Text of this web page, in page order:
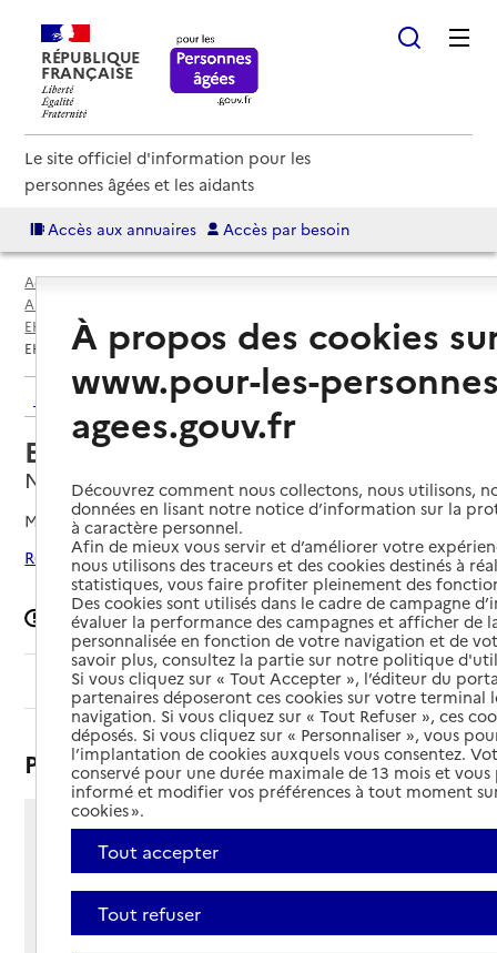
RÉPUBLIQUE
FRANÇAISE
Le site officiel d'information pour les
personnes âgées et les aidants
Accès aux annuaires Accès par besoin
Accueil
Espace annuaire
Annuaire EHPAD et maisons de retraite
EHPAD par département
Vendée (85)
EHPAD La Résidence Fleurie
Retour aux résultats de l'annuaire
EHPAD La Résidence Fleurie
Nalliers, VENDEE
Mis à jour le25/07/2025
Rechercher les établissements autour de Nalliers
Signaler une erreur
Sommaire
Présentation
BP 2
85370 - Nalliers
Voir itinéraire
Téléphone :
À propos des cookies
www.pour-les-
agees.gouv.fr
Découvrez comment nous collectons, nous utilisons,
données en lisant notre notice d’information sur la
à caractère personnel.
Afin de mieux vous servir et d’améliorer votre
nous utilisons des traceurs et des cookies destinés à
statistiques, vous faire profiter pleinement des
Des cookies sont utilisés dans le cadre de campagne
évaluer la performance des campagnes et afficher de
personnalisée en fonction de votre navigation et de
savoir plus, consultez la partie sur notre politique
Si vous cliquez sur « Tout Accepter », l’éditeur du
partenaires déposeront ces cookies sur votre terminal
navigation. Si vous cliquez sur « Tout Refuser », ces
déposés. Si vous cliquez sur « Personnaliser », vous
l’implantation de cookies auxquels vous consentez.
conservé pour une durée maximale de 13 mois et
informé et modifier vos préférences à tout moment
cookies ».
Tout accepter
Tout refuser